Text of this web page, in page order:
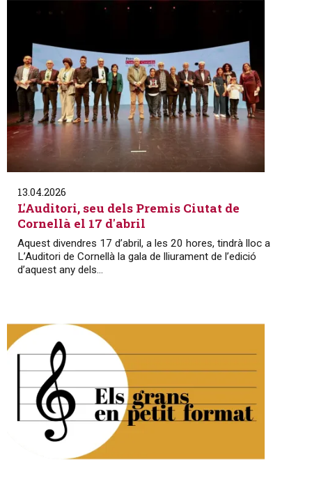
13.04.2026
L'Auditori, seu dels Premis Ciutat de
Cornellà el 17 d'abril
Aquest divendres 17 d’abril, a les 20 hores, tindrà lloc a
L’Auditori de Cornellà la gala de lliurament de l’edició
d’aquest any dels...